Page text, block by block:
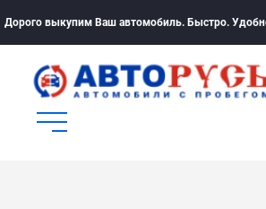
Дорого выкупим Ваш автомобиль. Быстро.